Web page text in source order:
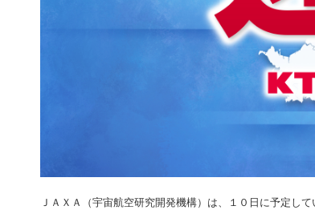
ＪＡＸＡ（宇宙航空研究開発機構）は、１０日に予定し